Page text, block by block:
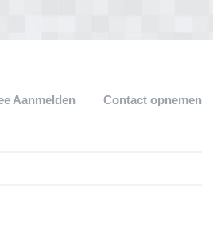
Aanmelden Contact opnemen